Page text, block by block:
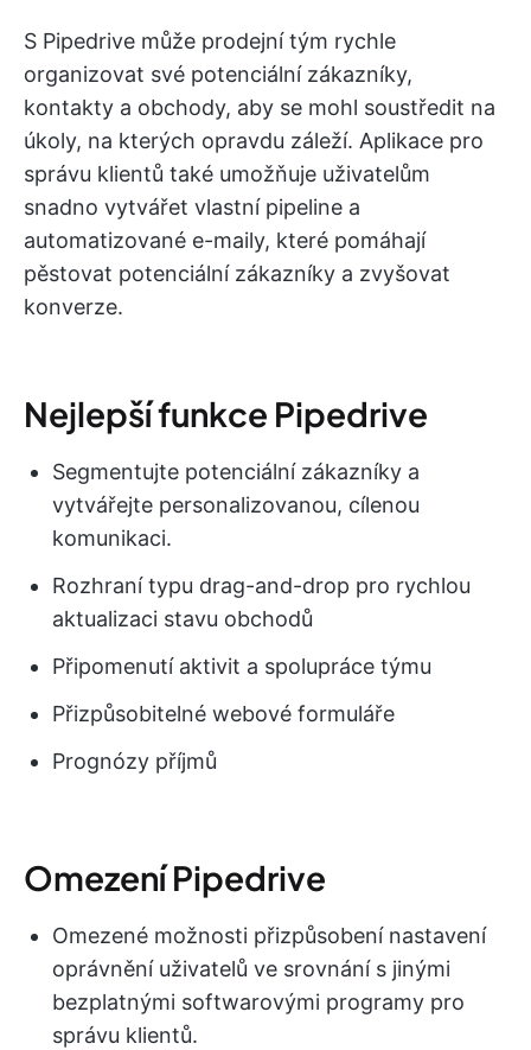
S Pipedrive může prodejní tým rychle
organizovat své potenciální zákazníky,
kontakty a obchody, aby se mohl soustředit na
úkoly, na kterých opravdu záleží. Aplikace pro
správu klientů také umožňuje uživatelům
snadno vytvářet vlastní pipeline a
automatizované e-maily, které pomáhají
pěstovat potenciální zákazníky a zvyšovat
konverze.
Nejlepší funkce Pipedrive
Segmentujte potenciální zákazníky a
vytvářejte personalizovanou, cílenou
komunikaci.
Rozhraní typu drag-and-drop pro rychlou
aktualizaci stavu obchodů
Připomenutí aktivit a spolupráce týmu
Přizpůsobitelné webové formuláře
Prognózy příjmů
Omezení Pipedrive
Omezené možnosti přizpůsobení nastavení
oprávnění uživatelů ve srovnání s jinými
bezplatnými softwarovými programy pro
správu klientů.